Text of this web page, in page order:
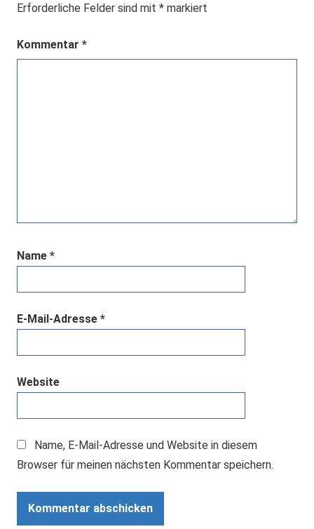
Erforderliche Felder sind mit * markiert
Kommentar *
Name *
E-Mail-Adresse *
Website
Name, E-Mail-Adresse und Website in diesem
Browser für meinen nächsten Kommentar speichern.